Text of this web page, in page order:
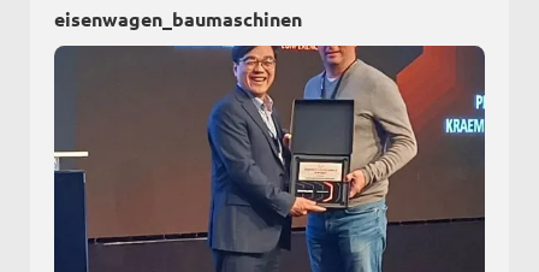
eisenwagen_baumaschinen